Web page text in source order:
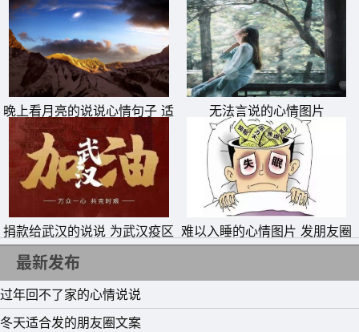
18、曾经以为，伤心是会流很多眼泪的;原来真正的伤心，
是流不出一滴眼泪。
19、寂寞不是最痛苦的，想念才是最痛苦的。
20、最怕，深交后的陌生，认真后的痛苦，信任后的利
用，温柔后的冷漠。
有底线的说说
带累字表达自己累的句子
晚上看月亮的说说心情句子 适
合拍月亮照片发朋友圈的文案
无法言说的心情图片
捐款给武汉的说说 为武汉疫区
抗击疫情捐钱的句子
难以入睡的心情图片 发朋友圈
专用失眠配图
最新发布
过年回不了家的心情说说
冬天适合发的朋友圈文案